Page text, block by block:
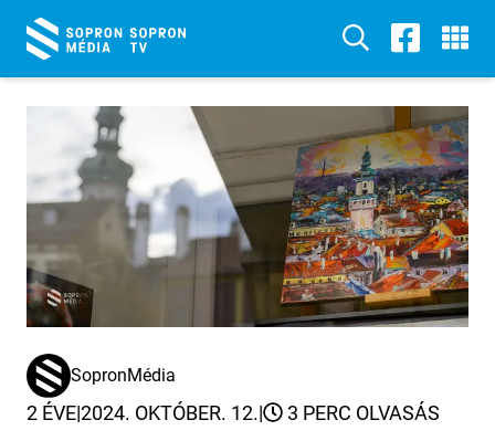
SopronMédia
2 ÉVE|2024. OKTÓBER. 12.| 3 PERC OLVASÁS